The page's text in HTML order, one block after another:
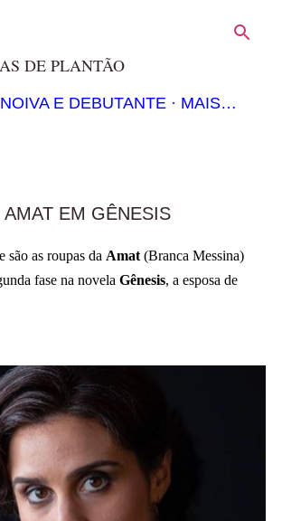
DE PLANTÃO
NOIVA E DEBUTANTE MAIS…
EM GÊNESIS
são as roupas da Amat (Branca Messina)
fase na novela Gênesis, a esposa de